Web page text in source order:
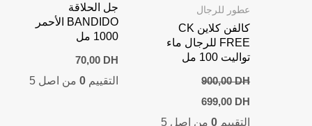
عطور للرجال
كالفن كلاين CK
FREE للرجال ماء
تواليت 100 مل
900,00DH
Original
was:
699,00 DH
Current
is:
التقييم 0من اصل 5
جل الحلاقة
BANDIDO الأحمر
1000 مل
70,00 DH
التقييم0 من اصل 5